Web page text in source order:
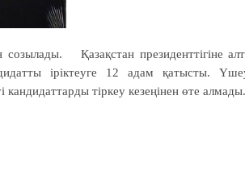
созылады. ⠀ Қазақстан президенттігіне
іріктеуге 12 адам қатысты.
кандидаттарды тіркеу кезеңінен өте алмады.